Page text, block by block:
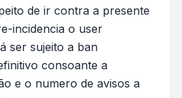
de ir contra a presente
incidencia o user
ser sujeito a ban
consoante a
e o numero de avisos a